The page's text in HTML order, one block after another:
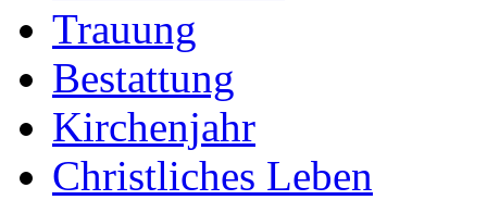
Trauung
Bestattung
Kirchenjahr
Christliches Leben